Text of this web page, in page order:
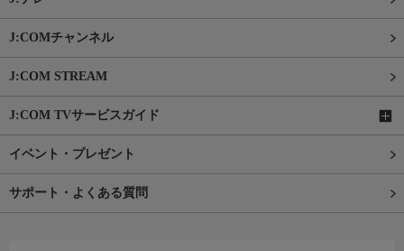
J:COMチャンネル
J:COM STREAM
J:COM TVサービスガイド
イベント・プレゼント
サポート・よくある質問